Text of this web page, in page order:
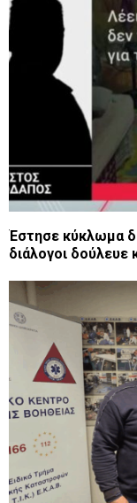
Έστησε κύκλωμα
διάλογοι δούλευε